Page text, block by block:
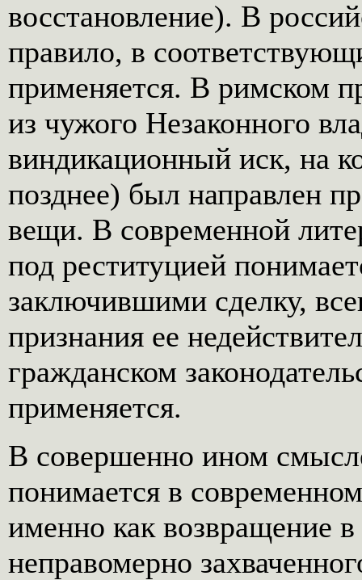
восстановление). В
правило, в
применяется. В римском
из чужого Незаконного
виндикационный иск, на
позднее) был направлен
вещи. В современной
под реституцией
заключившими сделку,
признания ее
гражданском
применяется.
В совершенно ином
понимается в
именно как возвращение
неправомерно